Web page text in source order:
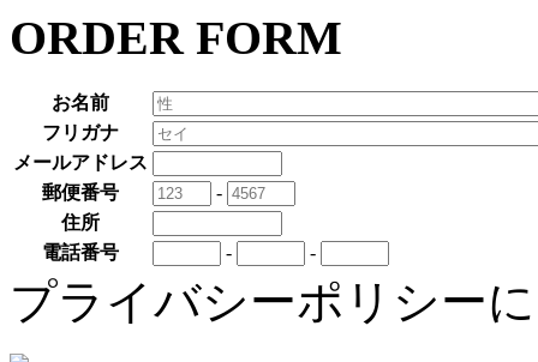
ORDER FORM
お名前
フリガナ
メールアドレス
郵便番号
-
住所
電話番号
- -
プライバシーポリシー